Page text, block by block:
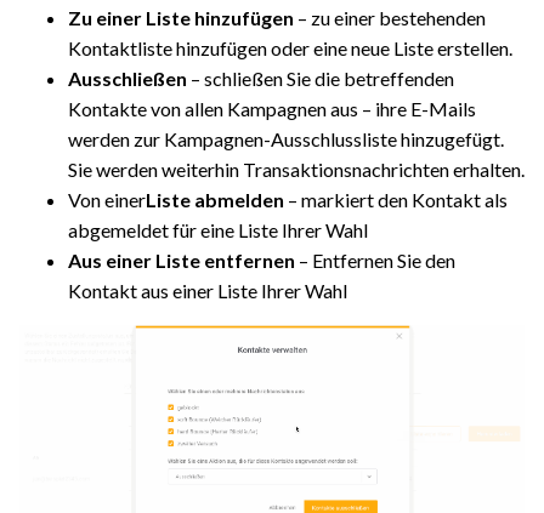
Zu einer Liste hinzufügen – zu einer bestehenden
Kontaktliste hinzufügen oder eine neue Liste erstellen.
Ausschließen – schließen Sie die betreffenden
Kontakte von allen Kampagnen aus – ihre E-Mails
werden zur Kampagnen-Ausschlussliste hinzugefügt.
Sie werden weiterhin Transaktionsnachrichten erhalten.
Von einerListe abmelden – markiert den Kontakt als
abgemeldet für eine Liste Ihrer Wahl
Aus einer Liste entfernen – Entfernen Sie den
Kontakt aus einer Liste Ihrer Wahl